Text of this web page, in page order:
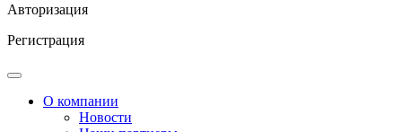
Авторизация
Регистрация
О компании
Новости